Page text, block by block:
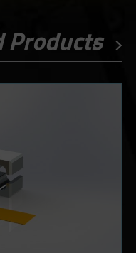
Products